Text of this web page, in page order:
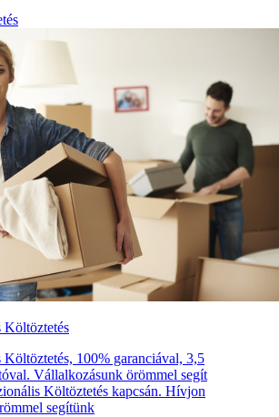
Költöztetés
Költöztetés, 100% garanciával, 3,5
Vállalkozásunk örömmel segít
Költöztetés kapcsán. Hívjon
segítünk